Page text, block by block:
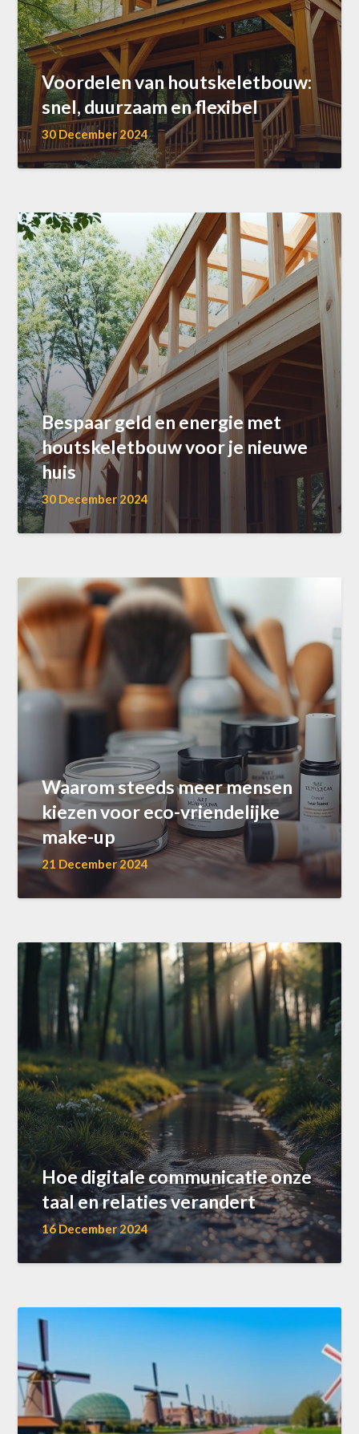
Voordelen van houtskeletbouw:
snel, duurzaam en flexibel
30 December 2024
Bespaar geld en energie met
houtskeletbouw voor je nieuwe
huis
30 December 2024
Waarom steeds meer mensen
kiezen voor eco-vriendelijke
make-up
21 December 2024
Hoe digitale communicatie onze
taal en relaties verandert
16 December 2024